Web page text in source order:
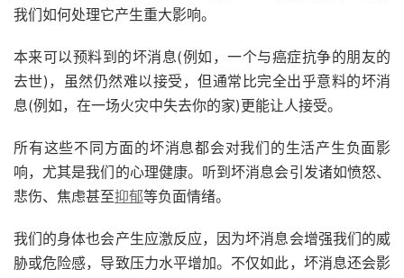
我们如何处理它产生重大影响。
本来可以预料到的坏消息(例如，一个与癌症抗争的朋友的
去世)，虽然仍然难以接受，但通常比完全出乎意料的坏消
息(例如，在一场火灾中失去你的家)更能让人接受。
所有这些不同方面的坏消息都会对我们的生活产生负面影
响，尤其是我们的心理健康。听到坏消息会引发诸如愤怒、
悲伤、焦虑甚至抑郁等负面情绪。
我们的身体也会产生应激反应，因为坏消息会增强我们的威
胁或危险感，导致压力水平增加。不仅如此，坏消息还会影